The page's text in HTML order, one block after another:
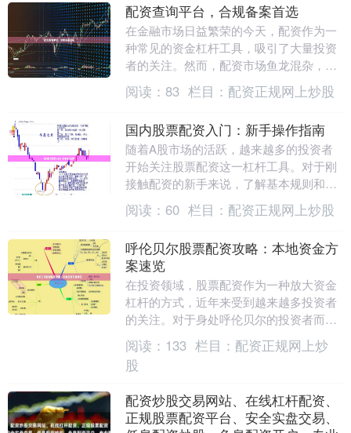
配资查询平台，合规备案首选
在金融市场日益繁荣的今天，配资作为一
种常见的资金杠杆工具，吸引了大量投资
者的关注。然而，配资市场鱼龙混杂，如
何选择一家安全、合规、可靠的配资平
台，成为投资者面临....
阅读： 83 栏目： 配资正规网上炒股
国内股票配资入门：新手操作指南
随着A股市场的活跃，越来越多的投资者
开始关注股票配资这一杠杆工具。对于刚
接触配资的新手来说，了解基本规则和操
作流程至关重要。本文将为你梳理股票配
资的核心要点，帮....
阅读： 60 栏目： 配资正规网上炒股
呼伦贝尔股票配资攻略：本地资金方
案速览
在投资领域，股票配资作为一种放大资金
杠杆的方式，近年来受到越来越多投资者
的关注。对于身处呼伦贝尔的投资者而
言，了解本地化的配资方案，不仅能够更
高效地匹配资金需求....
阅读： 133 栏目： 配资正规网上炒
股
配资炒股交易网站、在线杠杆配资、
正规股票配资平台、安全实盘交易、